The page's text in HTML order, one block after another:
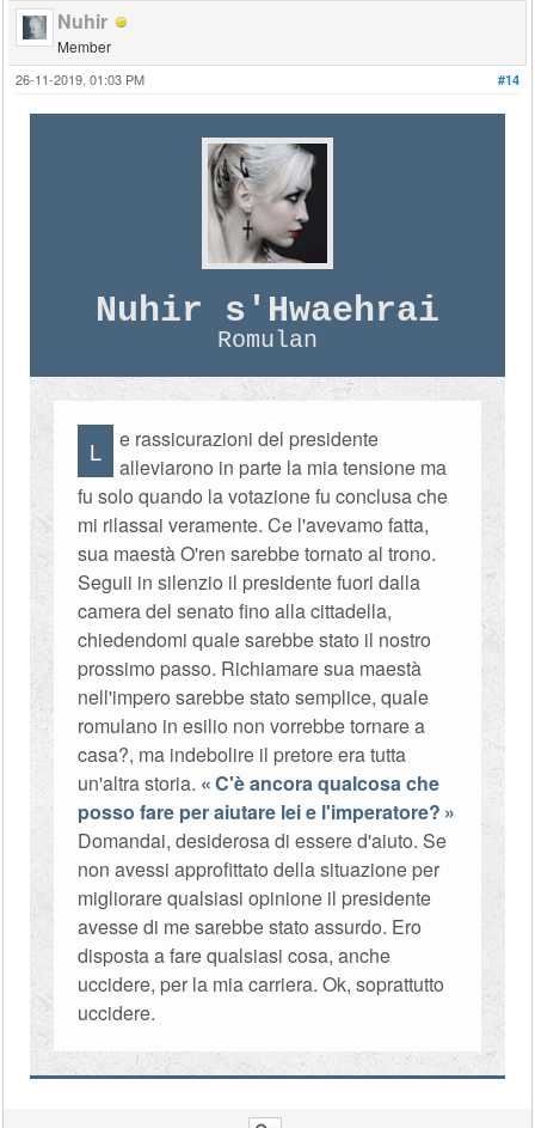
Nuhir
Member
#14
26-11-2019, 01:03 PM
Nuhir s'Hwaehrai
Romulan
L
e rassicurazioni del presidente
alleviarono in parte la mia tensione ma
fu solo quando la votazione fu conclusa che
mi rilassai veramente. Ce l'avevamo fatta,
sua maestà O'ren sarebbe tornato al trono.
Seguii in silenzio il presidente fuori dalla
camera del senato fino alla cittadella,
chiedendomi quale sarebbe stato il nostro
prossimo passo. Richiamare sua maestà
nell'impero sarebbe stato semplice, quale
romulano in esilio non vorrebbe tornare a
casa?, ma indebolire il pretore era tutta
un'altra storia.
C'è ancora qualcosa che
posso fare per aiutare lei e l'imperatore?
Domandai, desiderosa di essere d'aiuto. Se
non avessi approfittato della situazione per
migliorare qualsiasi opinione il presidente
avesse di me sarebbe stato assurdo. Ero
disposta a fare qualsiasi cosa, anche
uccidere, per la mia carriera. Ok, soprattutto
uccidere.